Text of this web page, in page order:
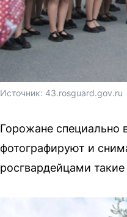
Источник: 43.rosguard.gov.ru
Горожане специально
фотографируют и
росгвардейцами